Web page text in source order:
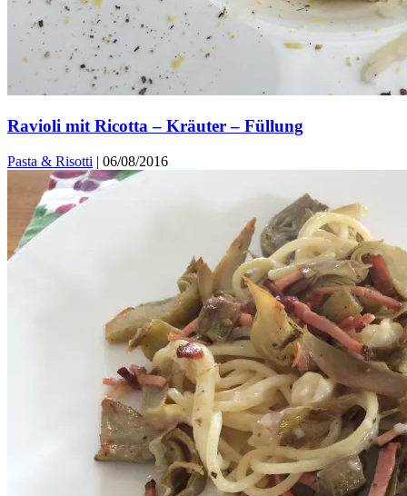
Ravioli mit Ricotta – Kräuter – Füllung
Pasta & Risotti | 06/08/2016